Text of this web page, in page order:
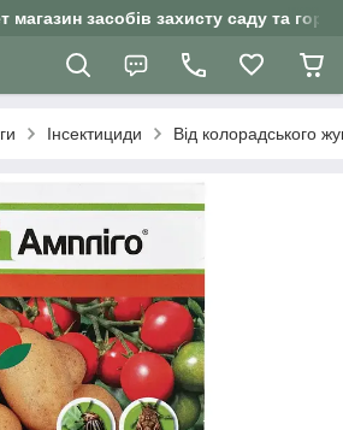
магазин засобів захисту саду та
Інсектициди Від колорадського